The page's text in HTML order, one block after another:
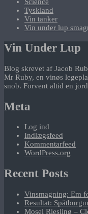
Tyskland
Vin tanker
Vin under lup
Vin Under Lup
Blog skrevet af Jacob
Mr Ruby, en vinøs
snob. Forvent altid en
Meta
Log ind
Indlægsfeed
Kommentarfeed
WordPress.org
Recent Posts
Vinsmagning: Em
Resultat:
Mosel Riesling –